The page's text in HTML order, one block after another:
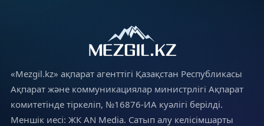
«Mezgil.kz» ақпарат агенттігі Қазақстан Республикасы
Ақпарат және коммуникациялар министрлігі Ақпарат
комитетінде тіркеліп, №16876-ИА куәлігі берілді.
Меншік иесі: ЖК AN Media. Сатып алу келісімшарты